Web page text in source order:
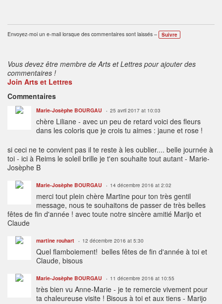
Envoyez-moi un e-mail lorsque des commentaires sont laissés – Suivre
Vous devez être membre de Arts et Lettres pour ajouter des
commentaires !
Join Arts et Lettres
Commentaires
Marie-Josèphe BOURGAU 25 avril 2017 at 10:03
chère Liliane - avec un peu de retard voici des fleurs
dans les coloris que je crois tu aimes : jaune et rose !
si ceci ne te convient pas il te reste à les oublier.... belle journée à
toi - ici à Reims le soleil brille je t'en souhaite tout autant - Marie-
Josèphe B
Marie-Josèphe BOURGAU 14 décembre 2016 at 2:02
merci tout plein chère Martine pour ton très gentil
message, nous te souhaitons de passer de très belles
fêtes de fin d'année ! avec toute notre sincère amitié Marijo et
Claude
martine rouhart 12 décembre 2016 at 5:30
Quel flamboiement! belles fêtes de fin d'année à toi et
Claude, bisous
Marie-Josèphe BOURGAU 11 décembre 2016 at 10:55
très bien vu Anne-Marie - je te remercie vivement pour
ta chaleureuse visite ! Bisous à toi et aux tiens - Marijo